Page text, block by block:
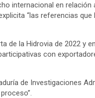
internacional en
“las referencias
la Hidrovia de 2022 y
con
de Investigaciones